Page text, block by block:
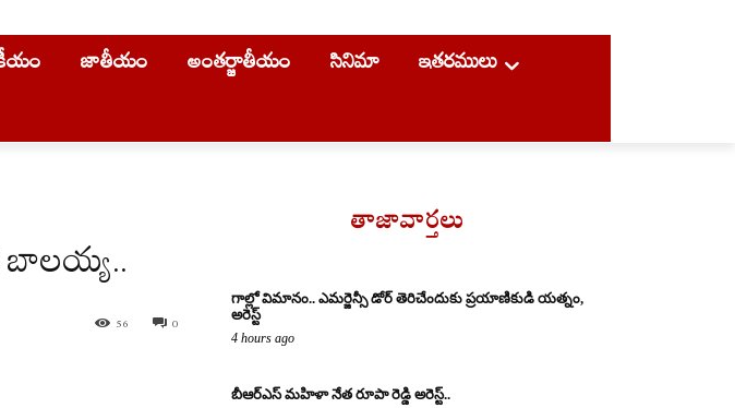
జాతీయం అంతర్జాతీయం సినిమా ఇతరములు
బాలయ్య..
0
56
తాజావార్తలు
గాల్లో విమానం.. ఎమర్జెన్సీ డోర్ తెరిచేందుకు ప్రయాణికుడి యత్నం,
అరెస్ట్
4 hours ago
బీఆర్ఎస్ మహిళా నేత రూపా రెడ్డి అరెస్ట్..